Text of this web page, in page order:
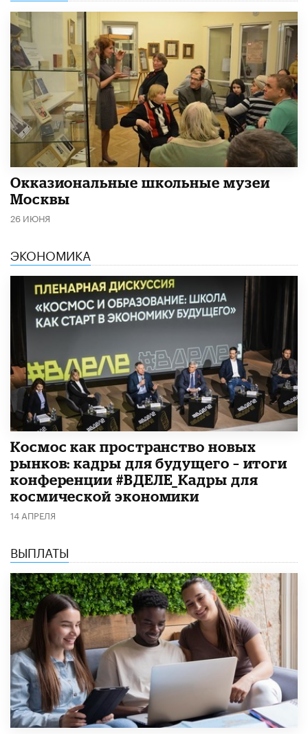
​Окказиональные школьные музеи
Москвы
26 ИЮНЯ
ЭКОНОМИКА
Космос как пространство новых
рынков: кадры для будущего – итоги
конференции #ВДЕЛЕ_Кадры для
космической экономики
14 АПРЕЛЯ
ВЫПЛАТЫ